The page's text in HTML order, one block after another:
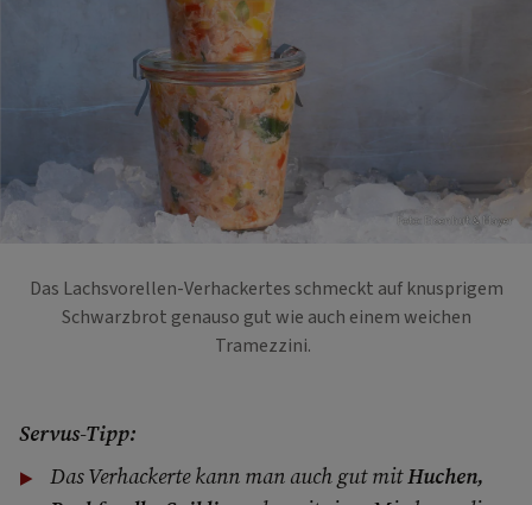
Foto: Eisenhut & Mayer
Das Lachsvorellen-Verhackertes schmeckt auf knusprigem
Schwarzbrot genauso gut wie auch einem weichen
Tramezzini.
Servus-Tipp:
Das Verhackerte kann man auch gut mitHuchen,